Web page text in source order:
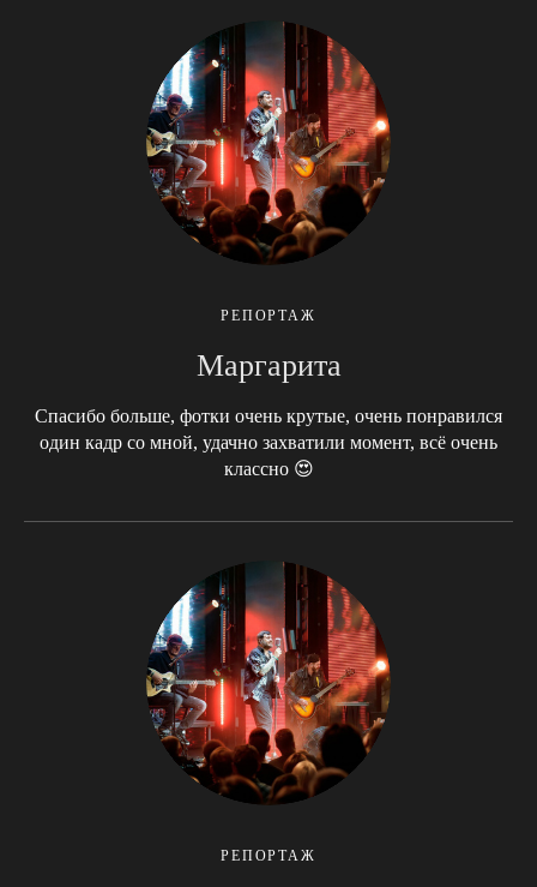
РЕПОРТАЖ
Маргарита
Спасибо больше, фотки очень крутые, очень понравился
один кадр со мной, удачно захватили момент, всё очень
классно 😍
РЕПОРТАЖ